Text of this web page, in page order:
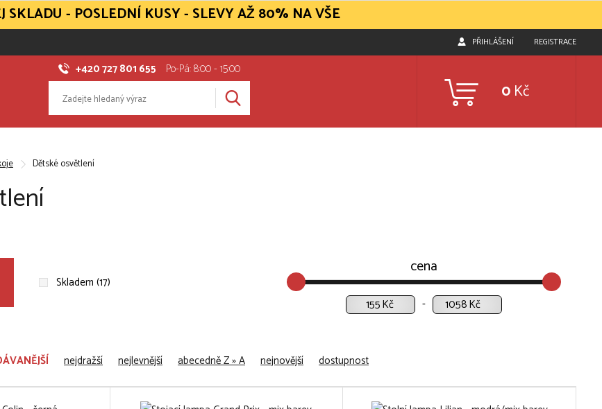
PŘIHLÁŠENÍ REGISTRACE
+420 727 801 655 Po-Pá: 8:00 - 15:00
0 Kč
Dětské osvětlení
Skladem (17)
cena
Kč Kč
nejdražší nejlevnější abecedně Z » A nejnovější dostupnost
SKLADU - POSLEDNÍ KUSY - SLEVY AŽ 80% NA VŠE